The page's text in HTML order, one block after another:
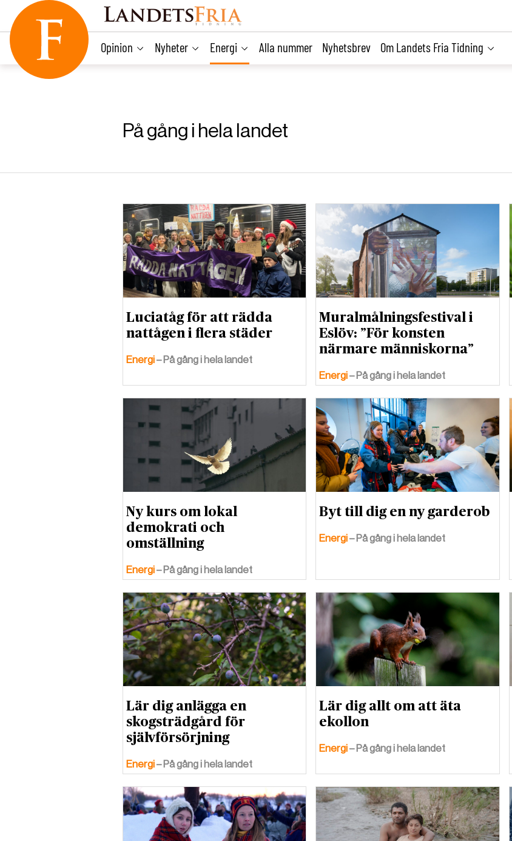
content
Opinion Nyheter Energi Alla nummer Nyhetsbrev Om Landets Fria Tidning
På gång i hela landet
Luciatåg för att rädda
nattågen i flera städer
Energi– På gång i hela landet
Muralmålningsfestival i
Eslöv: ”För konsten
närmare människorna”
Energi– På gång i hela landet
Ny kurs om lokal
demokrati och
omställning
Energi– På gång i hela landet
Byt till dig en ny garderob
Energi– På gång i hela landet
Lär dig anlägga en
skogsträdgård för
självförsörjning
Energi– På gång i hela landet
Lär dig allt om att äta
ekollon
Energi– På gång i hela landet